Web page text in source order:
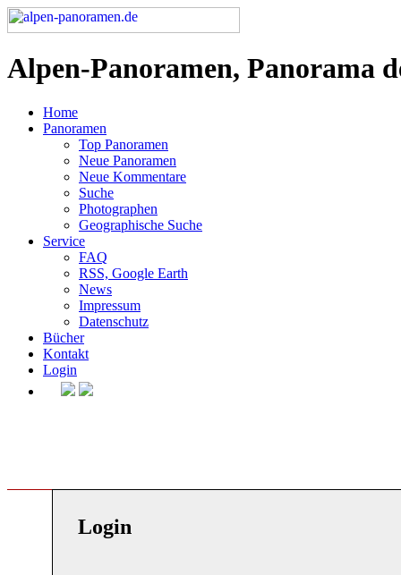
Alpen-Panoramen, Panorama
Home
Panoramen
Top Panoramen
Neue Panoramen
Neue Kommentare
Suche
Photographen
Geographische Suche
Service
FAQ
RSS, Google Earth
News
Impressum
Datenschutz
Bücher
Kontakt
Login
Login